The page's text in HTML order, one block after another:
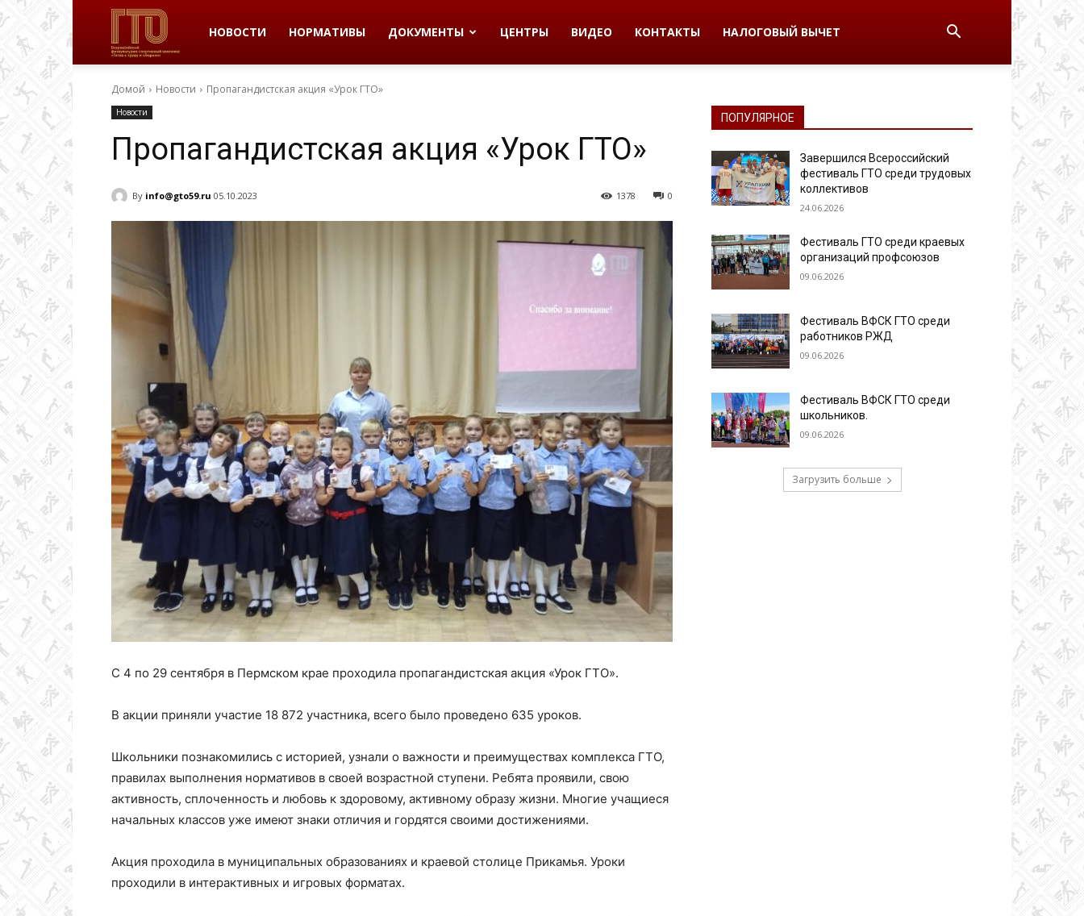
ВФСК
ГТО
в
Пермском
|
Колледж
олимпийского
Пермского
края
НОВОСТИ НОРМАТИВЫ ДОКУМЕНТЫ ЦЕНТРЫ ВИДЕО КОНТАКТЫ НАЛОГОВЫЙ ВЫЧЕТ
Домой Новости Пропагандистская акция «Урок ГТО»
Новости
Пропагандистская акция «Урок ГТО»
By info@gto59.ru 05.10.2023 0
1378
С 4 по 29 сентября в Пермском крае проходила пропагандистская акция «Урок ГТО».
В акции приняли участие 18 872 участника, всего было проведено 635 уроков.
Школьники познакомились с историей, узнали о важности и преимуществах комплекса ГТО,
правилах выполнения нормативов в своей возрастной ступени. Ребята проявили, свою
активность, сплоченность и любовь к здоровому, активному образу жизни. Многие учащиеся
начальных классов уже имеют знаки отличия и гордятся своими достижениями.
Акция проходила в муниципальных образованиях и краевой столице Прикамья. Уроки
проходили в интерактивных и игровых форматах.
ПОПУЛЯРНОЕ
Завершился Всероссийский
фестиваль ГТО среди трудовых
коллективов
24.06.2026
Фестиваль ГТО среди краевых
организаций профсоюзов
09.06.2026
Фестиваль ВФСК ГТО среди
работников РЖД
09.06.2026
Фестиваль ВФСК ГТО среди
школьников.
09.06.2026
Загрузить больше